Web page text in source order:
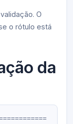
O
o rótulo está
da